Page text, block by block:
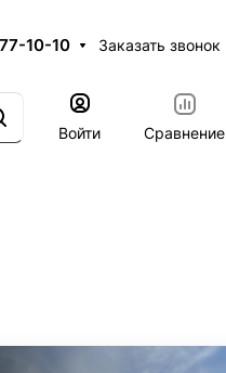
10-10 Заказать звонок
Войти
Сравнение